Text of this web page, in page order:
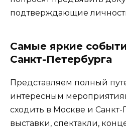
подтверждающие
Самые яркие
Санкт-Петербурга
Представляем полный
интересным
сходить в Москве и
выставки, спектакли,